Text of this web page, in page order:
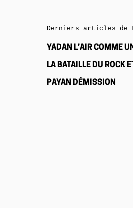
Derniers articles de
YADAN L’AIR COMME
LA BATAILLE DU ROCK
PAYAN DÉMISSION